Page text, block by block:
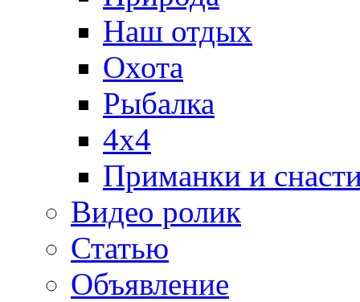
Наш отдых
Охота
Рыбалка
4х4
Приманки и
Видео ролик
Статью
Объявление